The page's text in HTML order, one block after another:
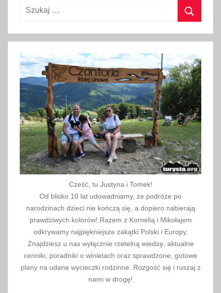
c
2
0
2
Szukaj:
Cześć, tu Justyna i Tomek!
Od blisko 10 lat udowadniamy, że podróże po
narodzinach dzieci nie kończą się, a dopiero nabierają
prawdziwych kolorów! Razem z Kornelią i Mikołajem
odkrywamy najpiękniejsze zakątki Polski i Europy.
Znajdziesz u nas wyłącznie rzetelną wiedzę, aktualne
cenniki, poradniki o winietach oraz sprawdzone, gotowe
plany na udane wycieczki rodzinne. Rozgość się i ruszaj z
nami w drogę!